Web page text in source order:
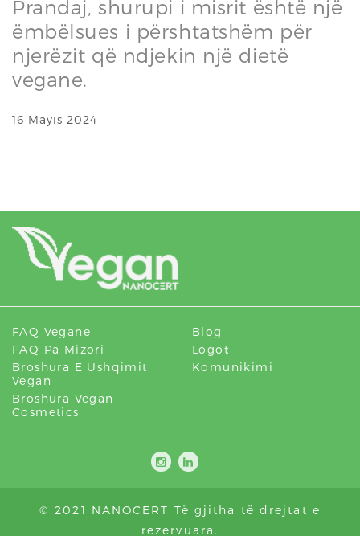
Prandaj, shurupi i misrit është një
ëmbëlsues i përshtatshëm për
njerëzit që ndjekin një dietë
vegane.
16 Mayıs 2024
FAQ Vegane
FAQ Pa Mizori
Broshura E Ushqimit
Vegan
Broshura Vegan
Cosmetics
Blog
Logot
Komunikimi
© 2021 NANOCERT Të gjitha të drejtat e
rezervuara.